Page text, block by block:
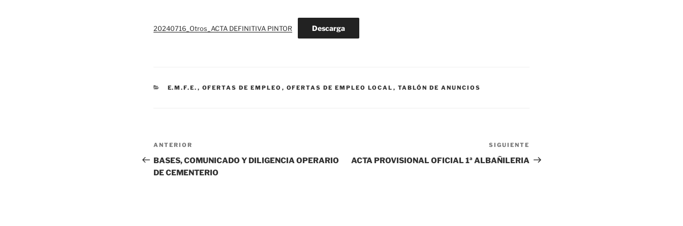
20240716_Otros_ACTA DEFINITIVA PINTOR Descarga
CATEGORÍAS
E.M.F.E. , OFERTAS DE EMPLEO , OFERTAS DE EMPLEO LOCAL , TABLÓN DE ANUNCIOS
Navegación
de
entradas
Entrada
anterior:
ANTERIOR
BASES, COMUNICADO Y DILIGENCIA OPERARIO
DE CEMENTERIO
entrada
SIGUIENTE
ACTA PROVISIONAL OFICIAL 1ª ALBAÑILERIA